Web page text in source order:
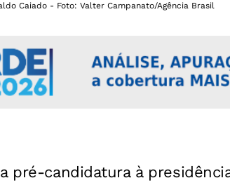
Caiado - Foto: Valter Campanato/Agência Brasil
pré-candidatura à